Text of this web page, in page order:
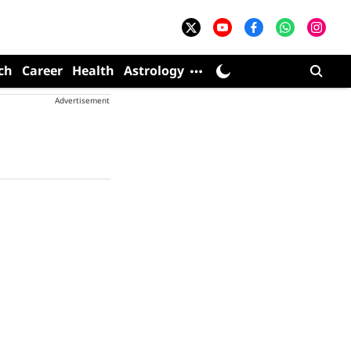
Career Health Astrology
Advertisement